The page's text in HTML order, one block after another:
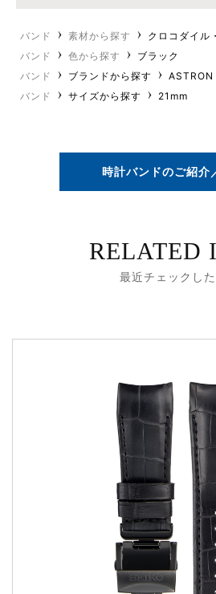
バンド 素材から探す
クロコダイル
バンド
色から探す
ブラック
バンド
ブランドから探す
ASTRON
バンド
サイズから探す 21mm
時計バンドのご紹介
RELATED
最近チェックし